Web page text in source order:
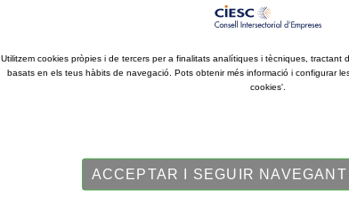
Utilitzem cookies pròpies i de tercers per a finalitats analítiques i tècniques, tractant
basats en els teus hàbits de navegació. Pots obtenir més informació i configurar
cookies'.
ACCEPTAR I SEGUIR NAVEGANT